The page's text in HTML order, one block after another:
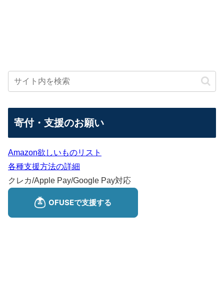
寄付・支援のお願い
Amazon欲しいものリスト
各種支援方法の詳細
クレカ/Apple Pay/Google Pay対応